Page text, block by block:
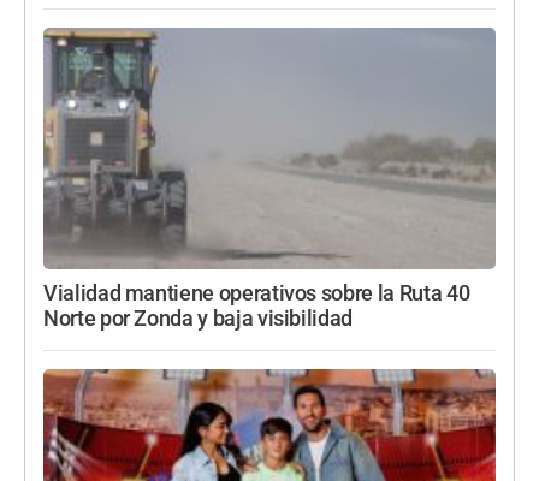
Vialidad mantiene operativos sobre la Ruta 40
Norte por Zonda y baja visibilidad